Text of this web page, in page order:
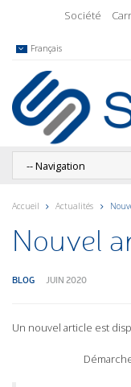
Société
Français
Accueil Actualités
Nouvel
BLOG JUIN 2020
Un nouvel article est